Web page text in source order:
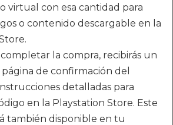
virtual con esa cantidad para
o contenido descargable en la
la compra, recibirás un
de confirmación del
detalladas para
en la Playstation Store. Este
también disponible en tu